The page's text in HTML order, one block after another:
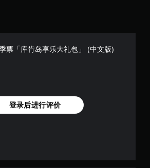
票「库肯岛享乐大礼包」 (中文版)
登录后进行评价